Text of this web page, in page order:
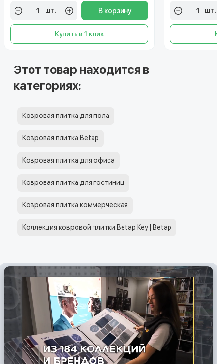
шт. В корзину
Купить в 1 клик
шт.
Этот товар находится в
категориях:
Ковровая плитка для пола
Ковровая плитка Betap
Ковровая плитка для офиса
Ковровая плитка для гостиниц
Ковровая плитка коммерческая
Коллекция ковровой плитки Betap Key | Betap